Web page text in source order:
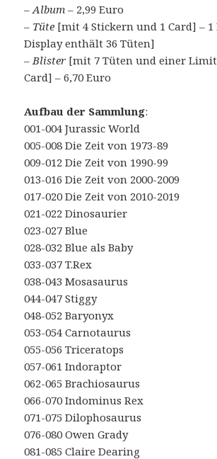
–Album – 2,99 Euro
– Tüte [mit 4 Stickern und 1 Card] –
Display enthält 36 Tüten]
– Blister [mit 7 Tüten und einer
Card] – 6,70 Euro
Aufbau der Sammlung:
001-004 Jurassic World
005-008 Die Zeit von 1973-89
009-012 Die Zeit von 1990-99
013-016 Die Zeit von 2000-2009
017-020 Die Zeit von 2010-2019
021-022 Dinosaurier
023-027 Blue
028-032 Blue als Baby
033-037 T.Rex
038-043 Mosasaurus
044-047 Stiggy
048-052 Baryonyx
053-054 Carnotaurus
055-056 Triceratops
057-061 Indoraptor
062-065 Brachiosaurus
066-070 Indominus Rex
071-075 Dilophosaurus
076-080 Owen Grady
081-085 Claire Dearing